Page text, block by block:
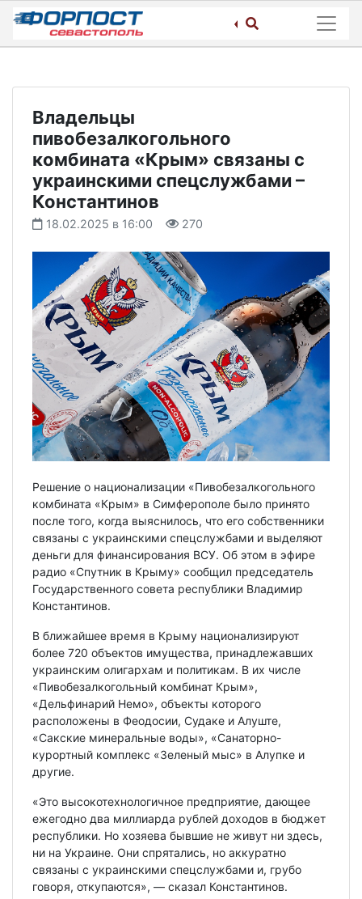
Skip
content
Владельцы
пивобезалкогольного
комбината «Крым» связаны с
украинскими спецслужбами –
Константинов
18.02.2025 в 16:00 270
Решение о национализации «Пивобезалкогольного
комбината «Крым» в Симферополе было принято
после того, когда выяснилось, что его собственники
связаны с украинскими спецслужбами и выделяют
деньги для финансирования ВСУ. Об этом в эфире
радио «Спутник в Крыму» сообщил председатель
Государственного совета республики Владимир
Константинов.
В ближайшее время в Крыму национализируют
более 720 объектов имущества, принадлежавших
украинским олигархам и политикам. В их числе
«Пивобезалкогольный комбинат Крым»,
«Дельфинарий Немо», объекты которого
расположены в Феодосии, Судаке и Алуште,
«Сакские минеральные воды», «Санаторно-
курортный комплекс «Зеленый мыс» в Алупке и
другие.
«Это высокотехнологичное предприятие, дающее
ежегодно два миллиарда рублей доходов в бюджет
республики. Но хозяева бывшие не живут ни здесь,
ни на Украине. Они спрятались, но аккуратно
связаны с украинскими спецслужбами и, грубо
говоря, откупаются», — сказал Константинов.